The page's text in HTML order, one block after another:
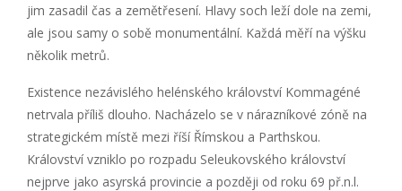
jim zasadil čas a zemětřesení. Hlavy soch leží dole na zemi,
ale jsou samy o sobě monumentální. Každá měří na výšku
několik metrů.
Existence nezávislého helénského království Kommagéné
netrvala příliš dlouho. Nacházelo se v nárazníkové zóně na
strategickém místě mezi říší Římskou a Parthskou.
Království vzniklo po rozpadu Seleukovského království
nejprve jako asyrská provincie a později od roku 69 př.n.l.